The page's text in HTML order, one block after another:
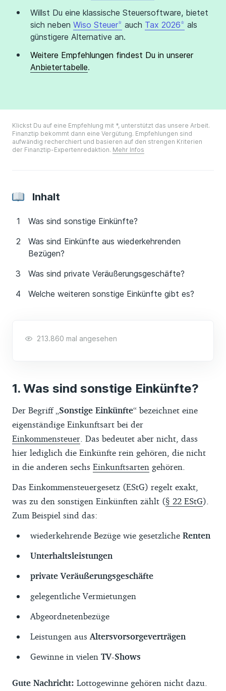
Willst Du eine klassische Steuersoftware, bietet
sich neben Wiso Steuer auch Tax 2026
als
günstigere Alternative an.
Weitere Empfehlungen findest Du in unserer
Anbietertabelle.
Klickst Du auf eine Empfehlung mit *, unterstützt das unsere Arbeit.
Finanztip bekommt dann eine Vergütung. Empfehlungen sind
aufwändig recherchiert und basieren auf den strengen Kriterien
der Finanztip-Expertenredaktion. Mehr Infos
Inhalt
Was sind sonstige Einkünfte?
Was sind Einkünfte aus wiederkehrenden
Bezügen?
Was sind private Veräußerungsgeschäfte?
Welche weiteren sonstige Einkünfte gibt es?
213.860 mal angesehen
Was sind sonstige Einkünfte?
Der Begriff „ Sonstige Einkünfte“ bezeichnet eine
eigenständige Einkunftsart bei der
Einkommensteuer . Das bedeutet aber nicht, dass
hier lediglich die Einkünfte rein gehören, die nicht
in die anderen sechs Einkunftsarten gehören.
Das Einkommensteuergesetz (EStG) regelt exakt,
was zu den sonstigen Einkünften zählt (§ 22 EStG).
Zum Beispiel sind das:
wiederkehrende Bezüge wie gesetzliche Renten
Unterhaltsleistungen
private Veräußerungsgeschäfte
gelegentliche Vermietungen
Abgeordnetenbezüge
Leistungen aus Altersvorsorgeverträgen
Gewinne in vielen TV-Shows
Gute Nachricht: Lottogewinne gehören nicht dazu.